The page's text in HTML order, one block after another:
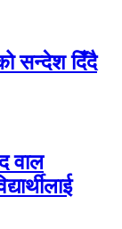
सन्देश दिँदै
वाल